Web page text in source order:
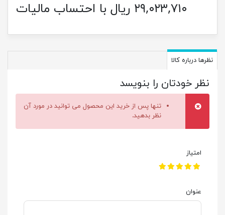
۲۹,۰۲۳,۷۱۰ ریال با احتساب مالیات
نظرها درباره کالا
نظر خودتان را بنویسد
تنها پس از خرید این محصول می توانید در مورد آن
نظر بدهید.
امتیاز
عنوان